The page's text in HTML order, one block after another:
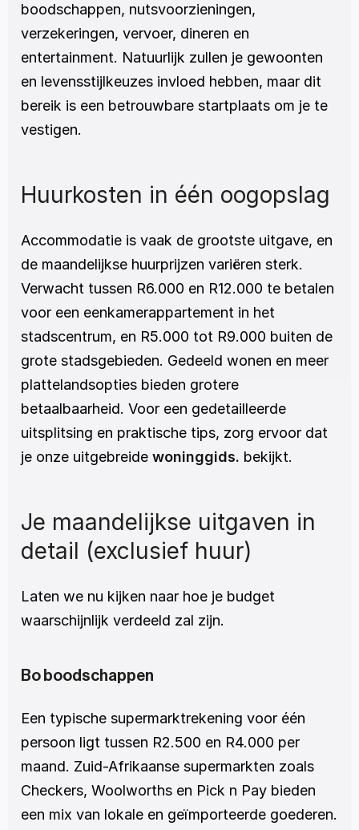
boodschappen, nutsvoorzieningen,
verzekeringen, vervoer, dineren en
entertainment. Natuurlijk zullen je gewoonten
en levensstijlkeuzes invloed hebben, maar dit
bereik is een betrouwbare startplaats om je te
vestigen.
Huurkosten in één oogopslag
Accommodatie is vaak de grootste uitgave, en
de maandelijkse huurprijzen variëren sterk.
Verwacht tussen R6.000 en R12.000 te betalen
voor een eenkamerappartement in het
stadscentrum, en R5.000 tot R9.000 buiten de
grote stadsgebieden. Gedeeld wonen en meer
plattelandsopties bieden grotere
betaalbaarheid. Voor een gedetailleerde
uitsplitsing en praktische tips, zorg ervoor dat
je onze uitgebreide woninggids. bekijkt.
Je maandelijkse uitgaven in
detail (exclusief huur)
Laten we nu kijken naar hoe je budget
waarschijnlijk verdeeld zal zijn.
Bo boodschappen
Een typische supermarktrekening voor één
persoon ligt tussen R2.500 en R4.000 per
maand. Zuid-Afrikaanse supermarkten zoals
Checkers, Woolworths en Pick n Pay bieden
een mix van lokale en geïmporteerde goederen.